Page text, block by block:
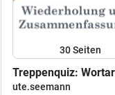
30Seiten
Treppenquiz:
ute.seemann